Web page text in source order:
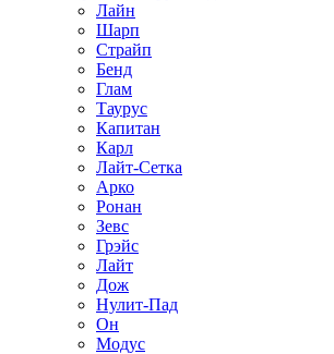
Лайн
Шарп
Страйп
Бенд
Глам
Таурус
Капитан
Карл
Лайт-Сетка
Арко
Ронан
Зевс
Грэйс
Лайт
Дож
Нулит-Пад
Он
Модус